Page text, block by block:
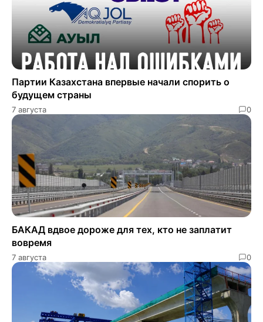
Партии Казахстана впервые начали спорить о
будущем страны
7 августа 0
БАКАД вдвое дороже для тех, кто не заплатит
вовремя
7 августа 0